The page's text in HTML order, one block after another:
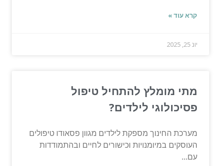
קרא עוד »
יונ 25, 2025
מתי מומלץ להתחיל טיפול
פסיכולוגי לילדים?
מערכת החינוך מספקת לילדים מגוון פסאודו טיפולים
העוסקים במיומנויות וכישורים לחיים ובהתמודדות
עם...